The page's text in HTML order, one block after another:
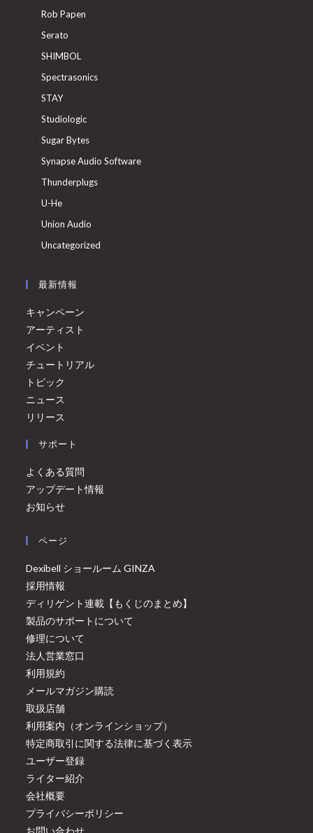
Rob Papen
Serato
SHIMBOL
Spectrasonics
STAY
Studiologic
Sugar Bytes
Synapse Audio Software
Thunderplugs
U-He
Union Audio
Uncategorized
最新情報
キャンペーン
アーティスト
イベント
チュートリアル
トピック
ニュース
リリース
サポート
よくある質問
アップデート情報
お知らせ
ページ
Dexibell ショールーム GINZA
採用情報
ディリゲント連載【もくじのまとめ】
製品のサポートについて
修理について
法人営業窓口
利用規約
メールマガジン購読
取扱店舗
利用案内（オンラインショップ）
特定商取引に関する法律に基づく表示
ユーザー登録
ライター紹介
会社概要
プライバシーポリシー